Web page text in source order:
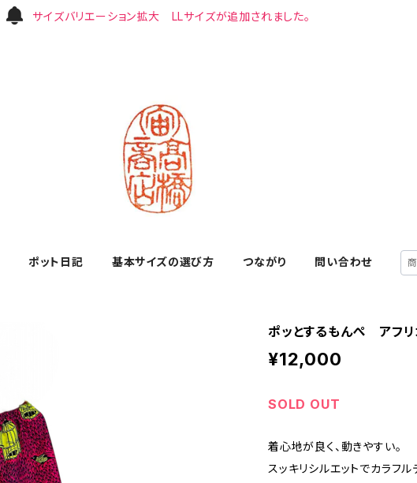
サイズバリエーション拡大 LLサイズが追加されました。
ポット日記 基本サイズの選び方 つながり 問い合わせ
ポッとするもんぺ アフ
¥12,000
SOLD OUT
着心地が良く、動きやすい。
スッキリシルエットでカラフル